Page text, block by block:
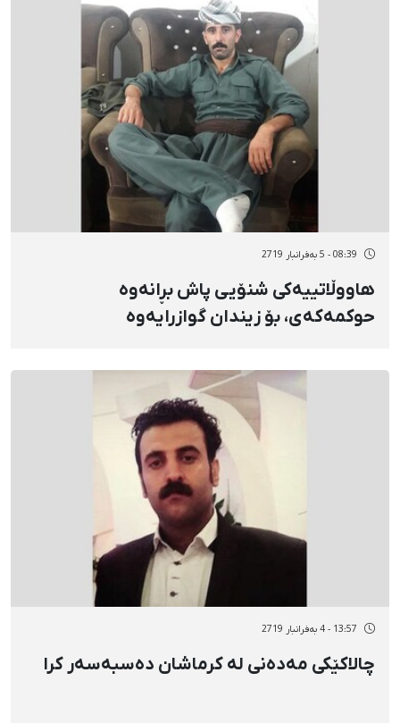
08:39 - 5 بەفرانبار 2719
هاووڵاتییەکی شنۆیی پاش بڕانەوە
حوکمەکەی، بۆ زیندان گوازرایەوە
13:57 - 4 بەفرانبار 2719
چالاکێکی مەدەنی لە کرماشان دەسبەسەر کرا